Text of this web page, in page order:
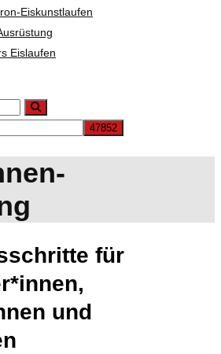
Eiskunstlaufen
Eislaufen
für
und